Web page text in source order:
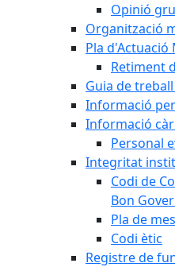
Opinió
Organització
Pla d'Actuació
Retiment
Guia de
Informació
Informació
Personal
Integritat
Codi de
Bon
Pla de
Codi ètic
Registre de